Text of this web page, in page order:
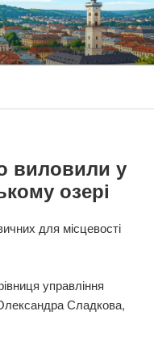
виловили у
озері
для місцевості
управління
Олександра Сладкова,